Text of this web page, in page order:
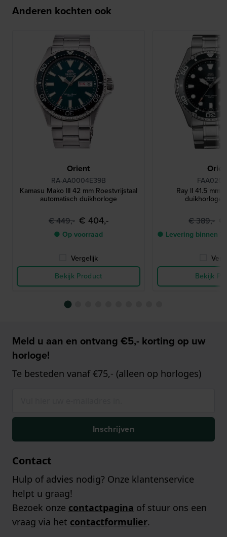
Anderen kochten ook
Orient
RA-AA0004E39B
Kamasu Mako III 42 mm Roestvrijstaal
automatisch duikhorloge
€ 449,- € 404,-
● Op voorraad
Vergelijk
Bekijk Product
Ray ll 41.5 mm
duikhorloge
€ 389,-
● Levering binnen
Bekijk
Meld u aan en ontvang €5,- korting op uw
horloge!
Te besteden vanaf €75,- (alleen op horloges)
Inschrijven
Contact
Hulp of advies nodig? Onze klantenservice
helpt u graag!
Bezoek onze contactpagina of stuur ons een
vraag via het contactformulier.